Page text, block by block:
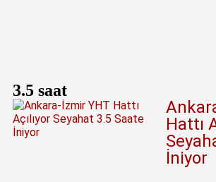
3.5 saat
Hattı
İniyor